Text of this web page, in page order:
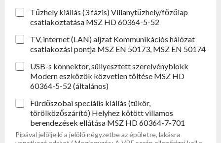
Tűzhely kiállás (3 fázis) Villanytűzhely/főzőlap
csatlakoztatása MSZ HD 60364-5-52
TV, internet (LAN) aljzat Kommunikációs hálózat
csatlakozási pontja MSZ EN 50173, MSZ EN 50174
USB-s konnektor, süllyesztett szerelvényblokk
Modern eszközök közvetlen töltése MSZ HD
60364-5-52 (általános)
Fürdőszobai speciális kiállás (tükör,
törölközőszárító) Helyhez kötött villamos
berendezések ellátása MSZ HD 60364-7-701
Pipával jelölje ki a jelölő négyzetbe az épületre, lakásra